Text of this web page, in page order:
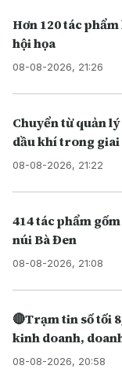
Hơn 120 tác
hội họa
08-08-2026, 21:26
Chuyển từ quản
dầu khí trong giai
08-08-2026, 21:22
414 tác phẩm
núi Bà Đen
08-08-2026, 21:08
🔴Trạm tin số tối
kinh doanh,
08-08-2026, 20:58